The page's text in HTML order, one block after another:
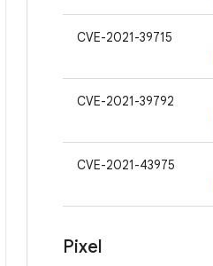
CVE-2021-39715
CVE-2021-39792
CVE-2021-43975
Pixel